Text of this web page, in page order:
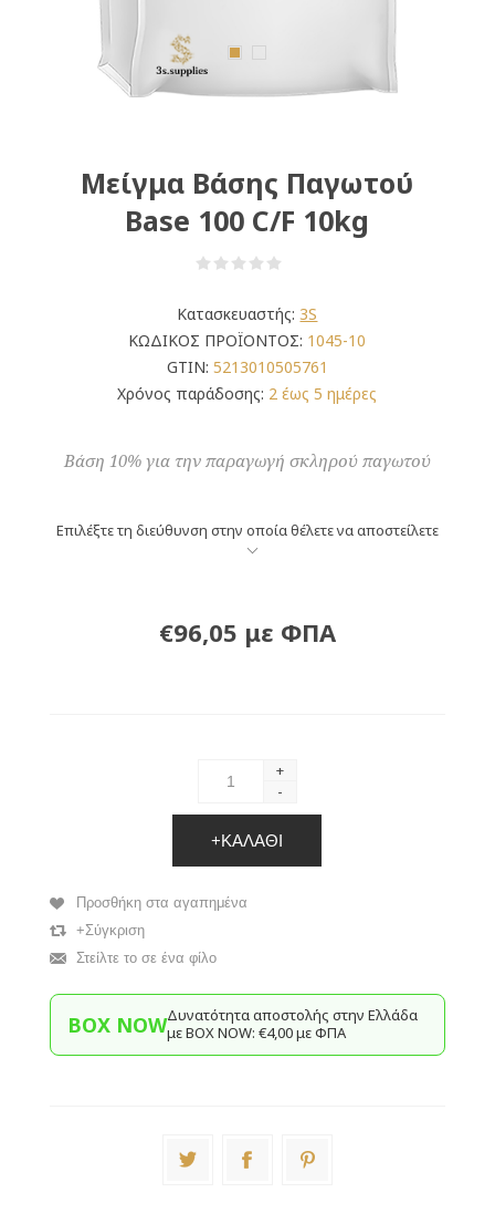
Μείγμα Βάσης Παγωτού
Base 100 C/F 10kg
Κατασκευαστής: 3S
ΚΩΔΙΚΟΣ ΠΡΟΪΟΝΤΟΣ: 1045-10
GTIN: 5213010505761
Χρόνος παράδοσης: 2 έως 5 ημέρες
Bάση 10% για την παραγωγή σκληρού παγωτού
Επιλέξτε τη διεύθυνση στην οποία θέλετε να αποστείλετε
€96,05 με ΦΠΑ
+
-
+ΚΑΛΆΘΙ
Προσθήκη στα αγαπημένα
+Σύγκριση
Στείλτε το σε ένα φίλο
BOX NOWΔυνατότητα αποστολής στην Ελλάδα
με BΟΧ ΝOW: €4,00 με ΦΠΑ